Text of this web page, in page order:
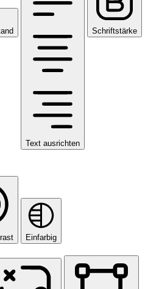
Text ausrichten
Schriftstärke
Einfarbig